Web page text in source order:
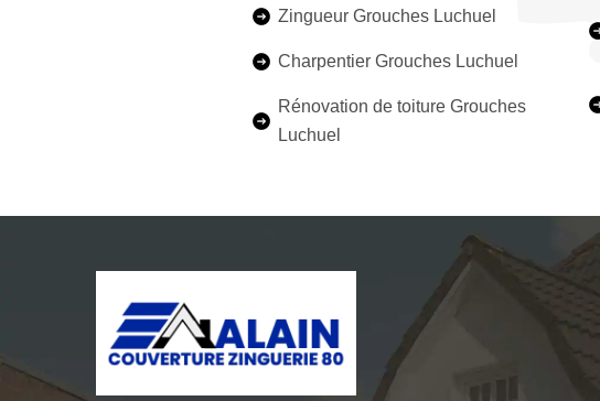
Zingueur Grouches Luchuel
Charpentier Grouches Luchuel
Rénovation de toiture Grouches
Luchuel